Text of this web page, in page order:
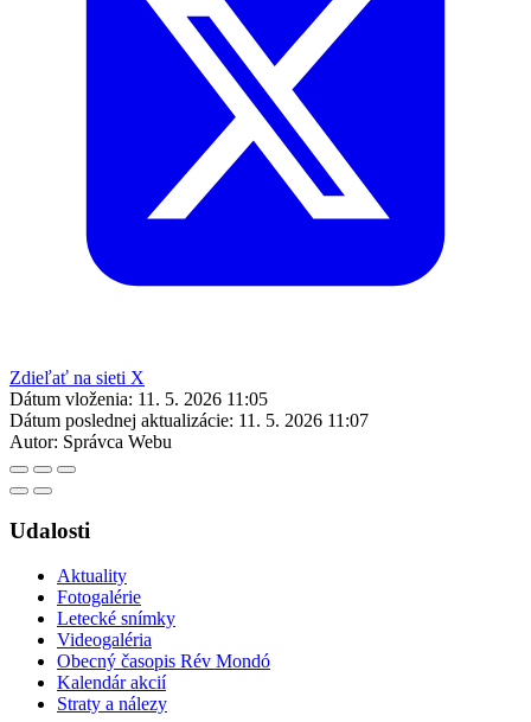
Zdieľať na sieti X
Dátum vloženia: 11. 5. 2026 11:05
Dátum poslednej aktualizácie: 11. 5. 2026 11:07
Autor: Správca Webu
Udalosti
Aktuality
Fotogalérie
Letecké snímky
Videogaléria
Obecný časopis Rév Mondó
Kalendár akcií
Straty a nálezy